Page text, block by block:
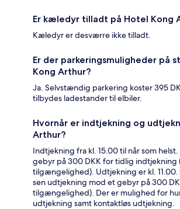
Er kæledyr tilladt på Hotel Kong
Kæledyr er desværre ikke tilladt.
Er der parkeringsmuligheder på
Kong Arthur?
Ja. Selvstændig parkering koster 395
tilbydes ladestander til elbiler.
Hvornår er indtjekning og
Arthur?
Indtjekning fra kl. 15.00 til når som
gebyr på 300 DKK for tidlig
tilgængelighed). Udtjekning er kl.
sen udtjekning mod et gebyr på 300
tilgængelighed). Der er mulighed for
udtjekning samt kontaktløs udtjekning.